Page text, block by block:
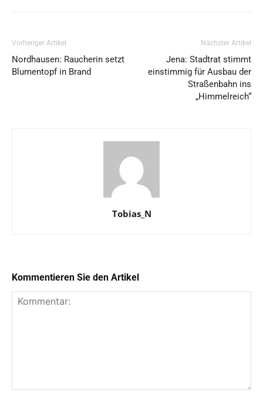
Vorheriger Artikel
Nordhausen: Raucherin setzt
Blumentopf in Brand
Nächster Artikel
Jena: Stadtrat stimmt
einstimmig für Ausbau der
Straßenbahn ins
„Himmelreich“
Tobias_N
Kommentieren Sie den Artikel